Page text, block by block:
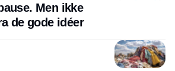
Men ikke
de gode idéer